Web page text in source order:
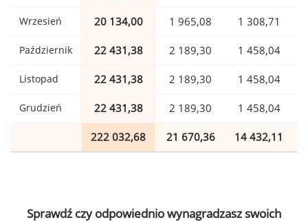
Wrzesień 20 134,00 1 965,08 1 308,71
Październik 22 431,38 2 189,30 1 458,04
Listopad 22 431,38 2 189,30 1 458,04
Grudzień 22 431,38 2 189,30 1 458,04
222 032,68 21 670,36 14 432,11
Sprawdź czy odpowiednio wynagradzasz swoich